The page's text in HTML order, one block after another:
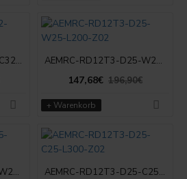
AEMRC-RD12T3-D32-C32-L250-Z02 AEMRC-RD12T3-D25-W25-L200-Z02
147,68€ 196,90€
+ Warenkorb
AEMRC-RD12T3-D25-W25-L150-Z02 AEMRC-RD12T3-D25-C25-L300-Z02